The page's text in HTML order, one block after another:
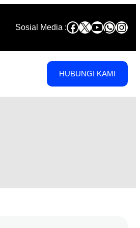
Sosial Media :Facebook
X YouTube
HUBUNGI KAMI